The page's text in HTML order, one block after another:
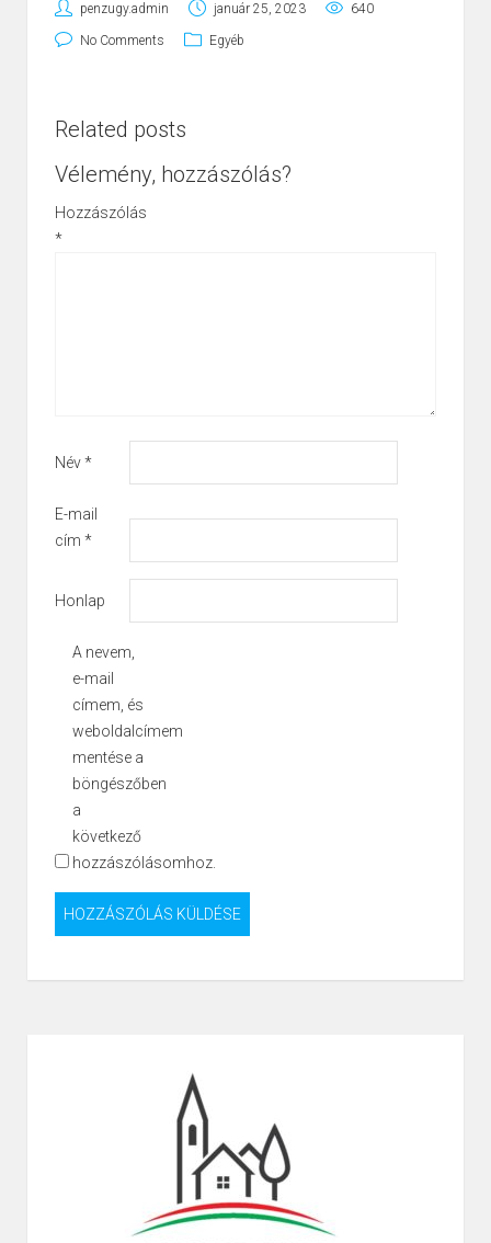
penzugy.admin január 25, 2023 640
No Comments Egyéb
Related posts
Vélemény, hozzászólás?
Hozzászólás
*
Név*
E-mail
cím *
Honlap
A nevem,
e-mail
címem, és
weboldalcímem
mentése a
böngészőben
a
következő
hozzászólásomhoz.